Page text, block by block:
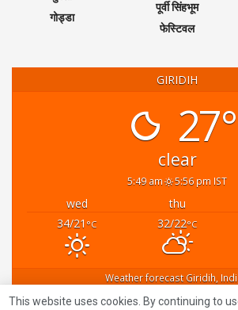
गोड्डा
पूर्वी सिंहभूम
फेस्टिवल
GIRIDIH
27°
clear
5:49 am 5:56 pm IST
wed thu
34/21 °C 32/22°C
Weather forecast Giridih,
Recent News
This website uses cookies. By continuing to